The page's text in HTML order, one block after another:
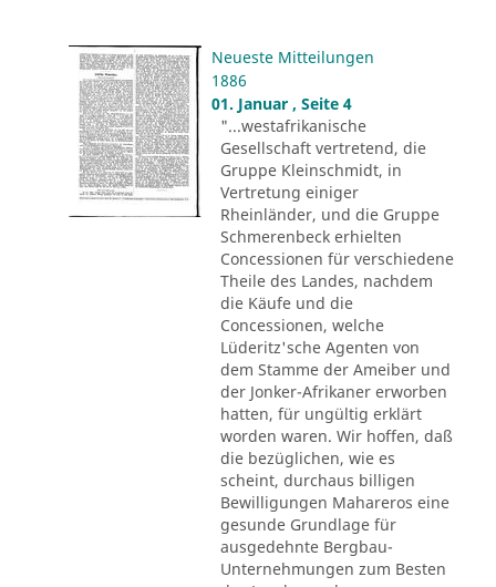
Neueste Mitteilungen
1886
01. Januar , Seite 4
"...westafrikanische
Gesellschaft vertretend, die
Gruppe Kleinschmidt, in
Vertretung einiger
Rheinländer, und die Gruppe
Schmerenbeck erhielten
Concessionen für verschiedene
Theile des Landes, nachdem
die Käufe und die
Concessionen, welche
Lüderitz'sche Agenten von
dem Stamme der Ameiber und
der Jonker-Afrikaner erworben
hatten, für ungültig erklärt
worden waren. Wir hoffen, daß
die bezüglichen, wie es
scheint, durchaus billigen
Bewilligungen Mahareros eine
gesunde Grundlage für
ausgedehnte Bergbau-
Unternehmungen zum Besten